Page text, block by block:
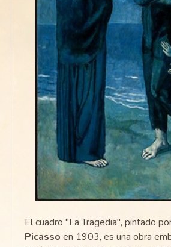
El cuadro "La Tragedia", pintado
Picasso en 1903, es una obra